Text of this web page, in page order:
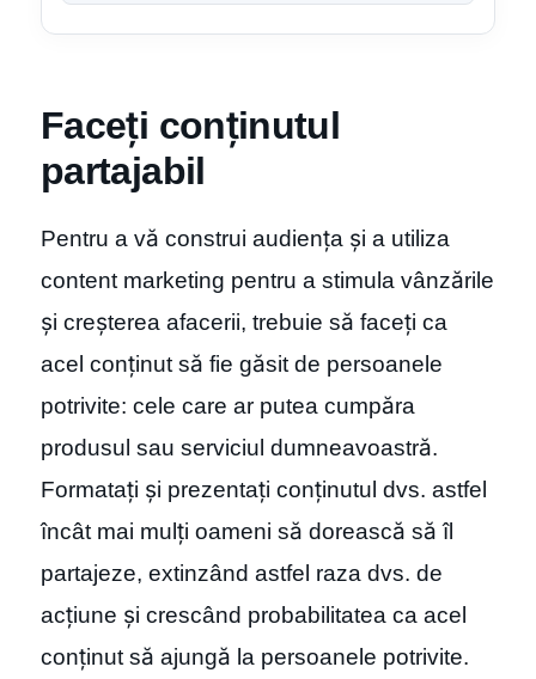
Faceți conținutul
partajabil
Pentru a vă construi audiența și a utiliza
content marketing pentru a stimula vânzările
și creșterea afacerii, trebuie să faceți ca
acel conținut să fie găsit de persoanele
potrivite: cele care ar putea cumpăra
produsul sau serviciul dumneavoastră.
Formatați și prezentați conținutul dvs. astfel
încât mai mulți oameni să dorească să îl
partajeze, extinzând astfel raza dvs. de
acțiune și crescând probabilitatea ca acel
conținut să ajungă la persoanele potrivite.